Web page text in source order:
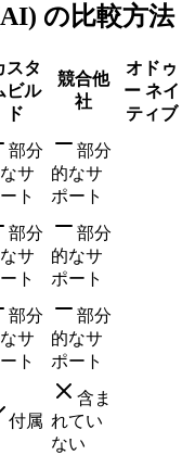
の比較方法
スタ
ビル
ド
競合他
社
オドゥ
ー ネイ
ティブ
部分
サ
ト
部分
的なサ
ポート
部分
サ
ト
部分
的なサ
ポート
部分
サ
ト
部分
的なサ
ポート
付属
含ま
れてい
ない